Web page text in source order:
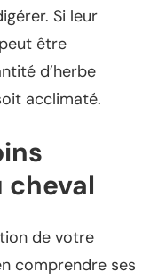
Si leur
être
d’herbe
acclimaté.
de votre
comprendre ses